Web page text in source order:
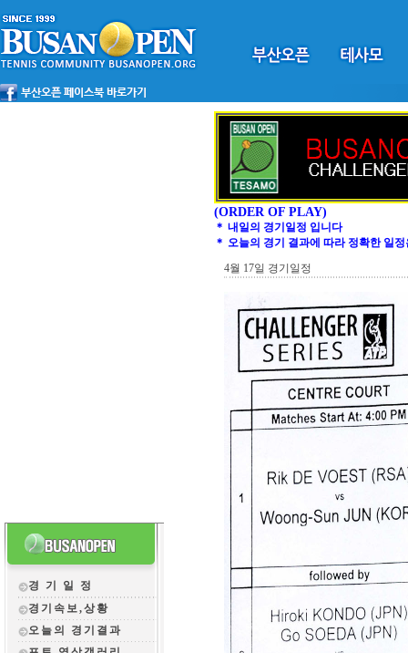
경 기 일 정
경기속보,상황
오늘의 경기결과
(ORDER OF PLAY)
＊ 내일의 경기일정 입니다
＊ 오늘의 경기 결과에 따라 정확한 일
4월 17일 경기일정